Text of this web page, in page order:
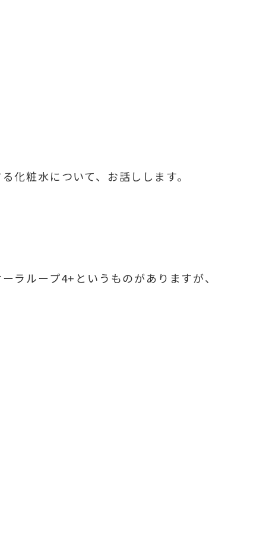
化粧水について、お話しします。
ラループ4+というものがありますが、